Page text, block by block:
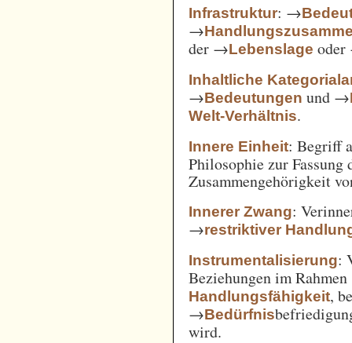
Infrastruktur: →
→
der →Lebenslage
Inhaltliche
→Bedeutungen und →
Welt-Verhältnis.
Innere Einheit: Begriff
Philosophie zur
Zusammengehörigkeit
Innerer Zwang:
→restriktiver
Instrumentalisierung:
Beziehungen im
Handlungsfähigkeit,
→Bedürfnis
wird.